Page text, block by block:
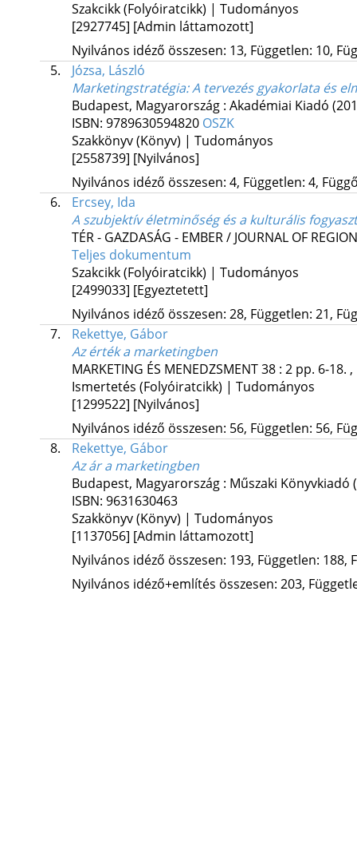
Szakcikk (Folyóiratcikk) | Tudományos
[2927745] [Admin láttamozott]
Nyilvános idéző összesen: 13, Független: 10,
5.
Józsa, László
Marketingstratégia: A tervezés gyakorlata és
Budapest, Magyarország : Akadémiai Kiadó
ISBN: 9789630594820 OSZK
Szakkönyv (Könyv) | Tudományos
[2558739] [Nyilvános]
Nyilvános idéző összesen: 4, Független: 4,
6.
Ercsey, Ida
A szubjektív életminőség és a kulturális
TÉR - GAZDASÁG - EMBER / JOURNAL OF
Teljes dokumentum
Szakcikk (Folyóiratcikk) | Tudományos
[2499033] [Egyeztetett]
Nyilvános idéző összesen: 28, Független: 21,
7.
Rekettye, Gábor
Az érték a marketingben
MARKETING ÉS MENEDZSMENT38: 2 pp. 6-18.
Ismertetés (Folyóiratcikk) | Tudományos
[1299522] [Nyilvános]
Nyilvános idéző összesen: 56, Független: 56,
8.
Rekettye, Gábor
Az ár a marketingben
Budapest, Magyarország : Műszaki Könyvkiadó
ISBN: 9631630463
Szakkönyv (Könyv) | Tudományos
[1137056] [Admin láttamozott]
Nyilvános idéző összesen: 193, Független: 188,
Nyilvános idéző+említés összesen: 203,